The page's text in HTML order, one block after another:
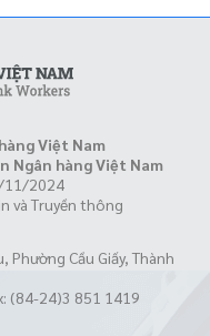
Việt Nam
Ngân hàng Việt Nam
11/2024
và Truyền thông
Phường Cầu Giấy, Thành
(84-24)3 851 1419